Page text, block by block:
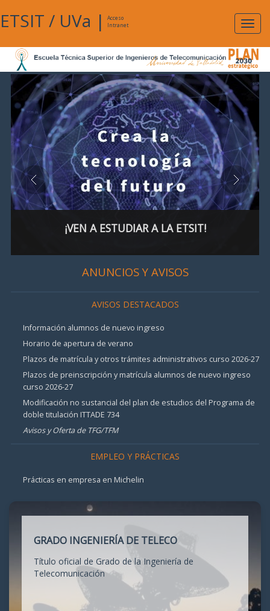
ETSIT / UVa |
Acceso
Intranet
¡VEN A ESTUDIAR A LA ETSIT!
ANUNCIOS Y AVISOS
AVISOS DESTACADOS
Información alumnos de nuevo ingreso
Horario de apertura de verano
Plazos de matrícula y otros trámites administrativos curso 2026-27
Plazos de preinscripción y matrícula alumnos de nuevo ingreso
curso 2026-27
Modificación no sustancial del plan de estudios del Programa de
doble titulación ITTADE 734
Avisos y Oferta de TFG/TFM
EMPLEO Y PRÁCTICAS
Prácticas en empresa en Michelin
GRADO INGENIERÍA DE TELECO
Título oficial de Grado de la Ingeniería de
Telecomunicación